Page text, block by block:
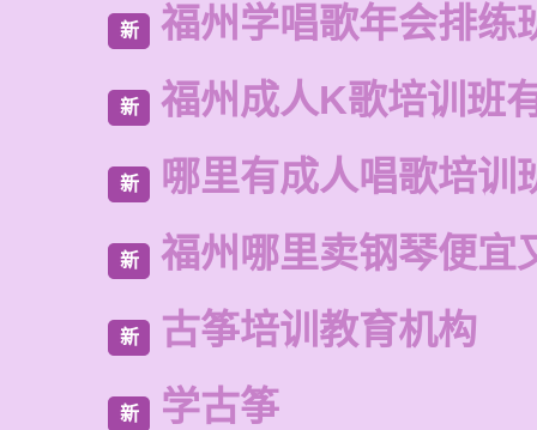
新 福州学唱歌年会排练
新 福州成人K歌培训班
新 哪里有成人唱歌培训
新 福州哪里卖钢琴便宜
新 古筝培训教育机构
新 学古筝